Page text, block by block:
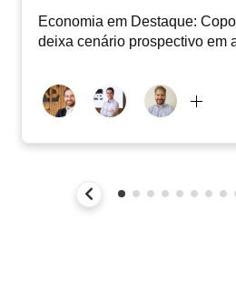
Economia em Destaque:
deixa cenário prospectivo em